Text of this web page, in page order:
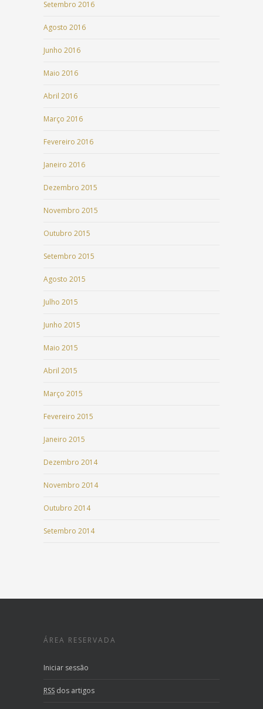
Setembro 2016
Agosto 2016
Junho 2016
Maio 2016
Abril 2016
Março 2016
Fevereiro 2016
Janeiro 2016
Dezembro 2015
Novembro 2015
Outubro 2015
Setembro 2015
Agosto 2015
Julho 2015
Junho 2015
Maio 2015
Abril 2015
Março 2015
Fevereiro 2015
Janeiro 2015
Dezembro 2014
Novembro 2014
Outubro 2014
Setembro 2014
ÁREA RESERVADA
Iniciar sessão
RSS dos artigos